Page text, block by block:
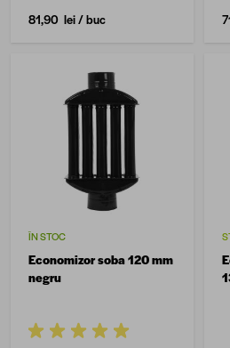
81,90 lei/ buc
ÎN STOC
Economizor soba 120 mm
negru